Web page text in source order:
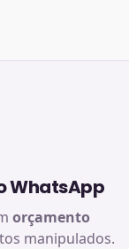
WhatsApp
orçamento
manipulados.